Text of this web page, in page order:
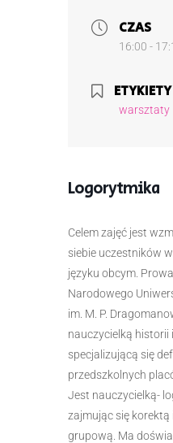
CZAS
16:00 -
ETYKIETY
warsztaty
Logorytmika
Celem zajęć jest
siebie uczestników
języku obcym.
Narodowego
im. M. P.
nauczycielką historii
specjalizującą się
przedszkolnych
Jest nauczycielką-
zajmując się
grupową. Ma